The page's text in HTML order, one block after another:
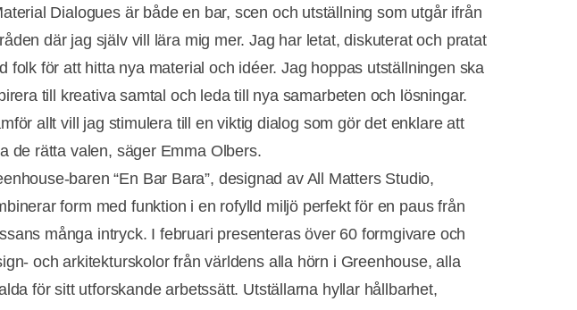
Dialogues är både en bar, scen och utställning som utgår ifrån
där jag själv vill lära mig mer. Jag har letat, diskuterat och pratat
folk för att hitta nya material och idéer. Jag hoppas utställningen ska
till kreativa samtal och leda till nya samarbeten och lösningar.
allt vill jag stimulera till en viktig dialog som gör det enklare att
de rätta valen, säger Emma Olbers.
baren “En Bar Bara”, designad av All Matters Studio,
form med funktion i en rofylld miljö perfekt för en paus från
många intryck. I februari presenteras över 60 formgivare och
och arkitekturskolor från världens alla hörn i Greenhouse, alla
för sitt utforskande arbetssätt. Utställarna hyllar hållbarhet,